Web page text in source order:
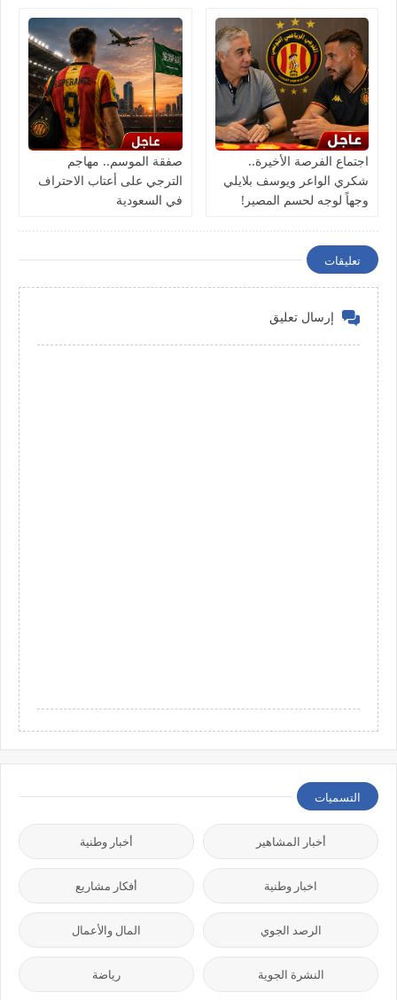
اجتماع الفرصة الأخيرة..
شكري الواعر ويوسف بلايلي
وجهاً لوجه لحسم المصير!
صفقة الموسم.. مهاجم
الترجي على أعتاب الاحتراف
في السعودية
تعليقات
إرسال تعليق
التسميات
أخبار المشاهير أخبار وطنية
اخبار وطنية أفكار مشاريع
الرصد الجوي المال والأعمال
النشرة الجوية رياضة